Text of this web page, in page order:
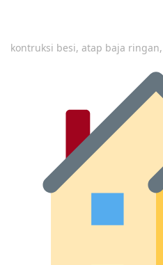
kontruksi besi, atap baja